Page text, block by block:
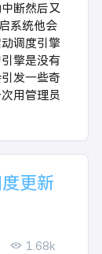
断然后又
系统他会
调度引擎
擎是没有
发一些奇
用管理员
更新
1.68k